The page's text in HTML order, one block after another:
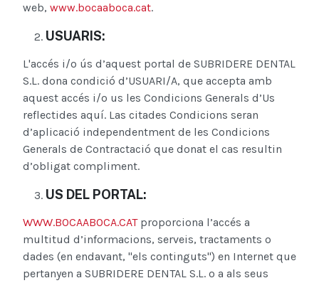
web, www.bocaaboca.cat.
USUARIS:
L'accés i/o ús d’aquest portal de SUBRIDERE DENTAL
S.L. dona condició d’USUARI/A, que accepta amb
aquest accés i/o us les Condicions Generals d’Us
reflectides aquí. Las citades Condicions seran
d’aplicació independentment de les Condicions
Generals de Contractació que donat el cas resultin
d’obligat compliment.
US DEL PORTAL:
WWW.BOCAABOCA.CATproporciona l’accés a
multitud d’informacions, serveis, tractaments o
dades (en endavant, "els continguts") en Internet que
pertanyen a SUBRIDERE DENTAL S.L. o a als seus